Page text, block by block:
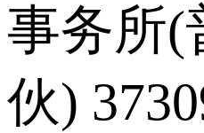
事务所(
伙)